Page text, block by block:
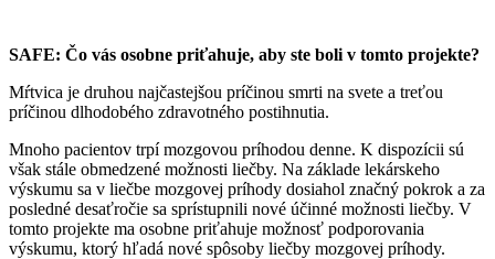
SAFE: Čo vás osobne priťahuje, aby ste boli v tomto projekte?
Mŕtvica je druhou najčastejšou príčinou smrti na svete a treťou
príčinou dlhodobého zdravotného postihnutia.
Mnoho pacientov trpí mozgovou príhodou denne. K dispozícii sú
však stále obmedzené možnosti liečby. Na základe lekárskeho
výskumu sa v liečbe mozgovej príhody dosiahol značný pokrok a za
posledné desaťročie sa sprístupnili nové účinné možnosti liečby. V
tomto projekte ma osobne priťahuje možnosť podporovania
výskumu, ktorý hľadá nové spôsoby liečby mozgovej príhody.